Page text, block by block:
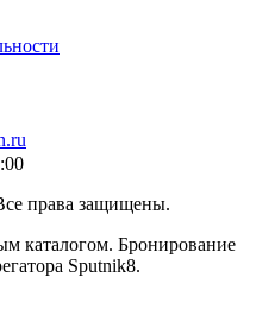
права защищены.
каталогом. Бронирование
Sputnik8.